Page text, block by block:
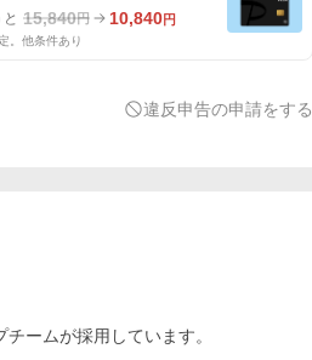
15,840円 10,840円
。他条件あり
違反申告の申請をする
ームが採用しています。